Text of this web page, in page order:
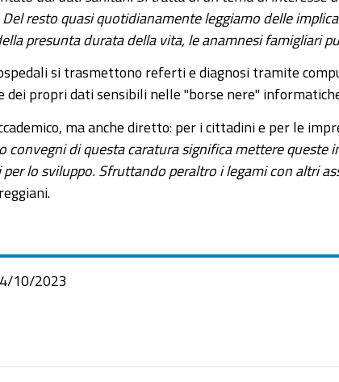
resto quasi quotidianamente leggiamo delle
presunta durata della vita, le anamnesi famigliari
si trasmettono referti e diagnosi tramite
propri dati sensibili nelle "borse nere"
ma anche diretto: per i cittadini e per le
di questa caratura significa mettere
lo sviluppo. Sfruttando peraltro i legami con altri
10/2023